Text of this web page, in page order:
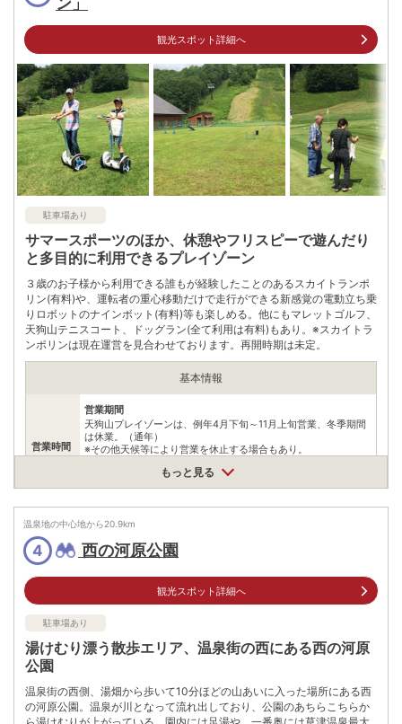
※ 料金情報は税込・税抜表記が混ざっております。正しい金額はご利用前にご
自身でお問合せください。
観光スポット詳細へ
駐車場あり
サマースポーツのほか、休憩やフリスピーで遊んだり
と多目的に利用できるプレイゾーン
３歳のお子様から利用できる誰もが経験したことのあるスカイトランポ
リン(有料)や、運転者の重心移動だけで走行ができる新感覚の電動立ち乗
りロボットのナインボット(有料)等も楽しめる。他にもマレットゴルフ、
天狗山テニスコート、ドッグラン(全て利用は有料)もあり。※スカイトラ
ンポリンは現在運営を見合わせております。再開時期は未定。
基本情報
営業時間
営業期間
天狗山プレイゾーンは、例年4月下旬～11月上旬営業、冬季期間
は休業。（通年）
※その他天候等により営業を休止する場合もあり。
料金
※他利用料金・マウンテンカート2000円・トランポリン1000円
他別にレンタル遊具(サッカーボール300円等)利用もあり。
アクセス
群馬県草津町草津白根国有林158林班
車
渋川伊香保ICから60km(長野原経由)
公共交通機関
駐車場 無料（1000台）
もっと見る
温泉地の中心地から20.9km
4 西の河原公園
観光スポット詳細へ
駐車場あり
湯けむり漂う散歩エリア、温泉街の西にある西の河原
公園
温泉街の西側、湯畑から歩いて10分ほどの山あいに入った場所にある西
の河原公園。温泉が川となって流れ出しており、公園のあちらこちらか